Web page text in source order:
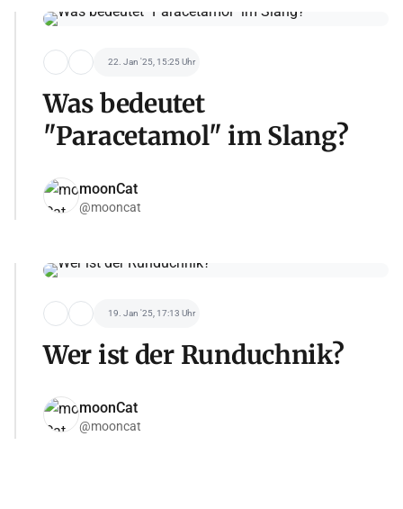
22. Jan '25, 15:25 Uhr
Was bedeutet
"Paracetamol" im Slang?
moonCat
@mooncat
19. Jan '25, 17:13 Uhr
Wer ist der Runduchnik?
moonCat
@mooncat